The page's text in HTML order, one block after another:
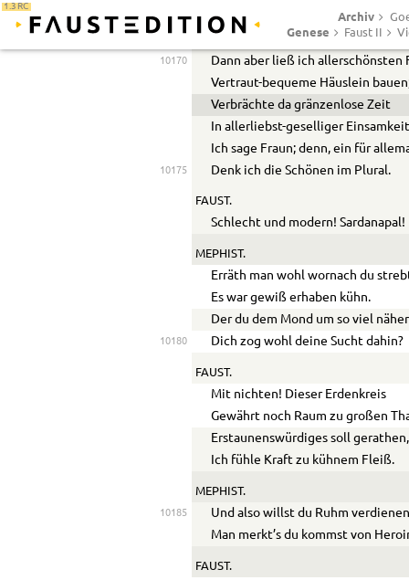
1.3 RC
Archiv
Genese Faust II
Ehrwürdig steigt es dort, doch an
Da zischt’s und pißts, in tausend
10170
Dann aber ließ ich allerschönsten
Vertraut-bequeme Häuslein
Verbrächte da gränzenlose Zeit
In allerliebst-geselliger
Ich sage Fraun; denn, ein für
10175 Denk ich die Schönen im Plural.
FAUST.
Schlecht und modern! Sardanapal!
MEPHIST.
Erräth man wohl wornach du
Es war gewiß erhaben kühn.
Der du dem Mond um so viel
10180 Dich zog wohl deine Sucht dahin?
FAUST.
Mit nichten! Dieser Erdenkreis
Gewährt noch Raum zu großen
Erstaunenswürdiges soll gerathen,
Ich fühle Kraft zu kühnem Fleiß.
MEPHIST.
10185
Und also willst du Ruhm
Man merkt’s du kommst von
FAUST.